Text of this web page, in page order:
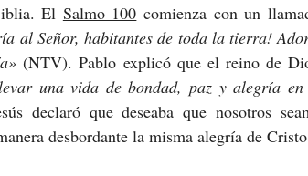
El Salmo 100 comienza con un
al Señor, habitantes de toda la tierra!
(NTV). Pablo explicó que el reino de
una vida de bondad, paz y alegría
declaró que deseaba que nosotros
desbordante la misma alegría de